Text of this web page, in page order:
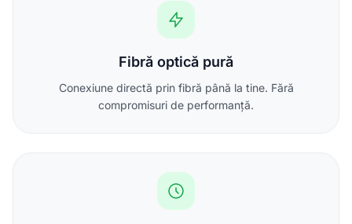
Fibră optică pură
Conexiune directă prin fibră până la tine. Fără
compromisuri de performanță.